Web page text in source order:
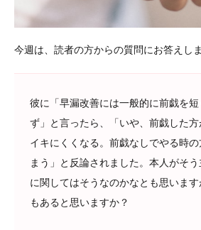
今週は、読者の方からの質問にお答えし
彼に「早漏改善には一般的に前戯を
ず」と言ったら、「いや、前戯した
イキにくくなる。前戯なしでやる時
まう」と反論されました。本人がそ
に関してはそうなのかなとも思いま
もあると思いますか？